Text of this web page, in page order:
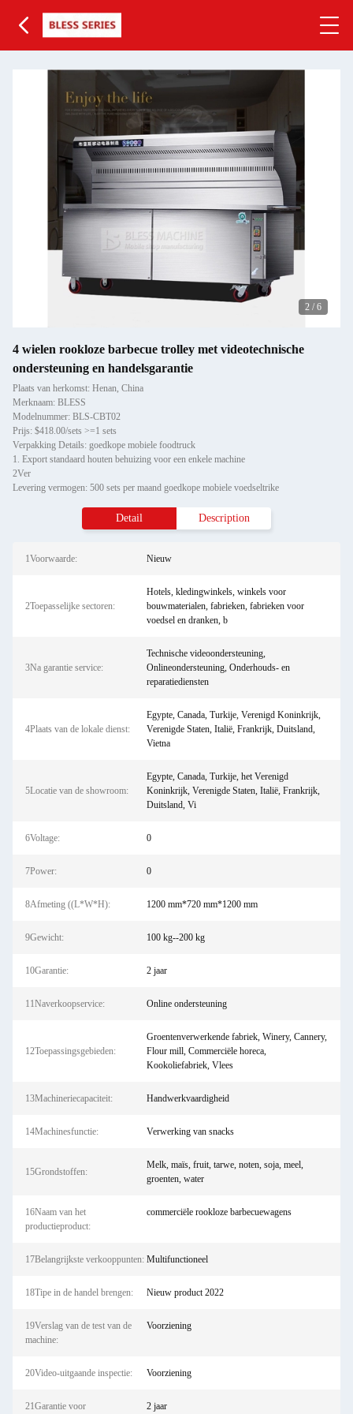
2 / 6
4 wielen rookloze barbecue trolley met videotechnische
ondersteuning en handelsgarantie
Plaats van herkomst: Henan, China
Merknaam: BLESS
Modelnummer: BLS-CBT02
Prijs: $418.00/sets >=1 sets
Verpakking Details: goedkope mobiele foodtruck
1. Export standaard houten behuizing voor een enkele machine
2Ver
Levering vermogen: 500 sets per maand goedkope mobiele voedseltrike
Detail Description
1Voorwaarde: Nieuw
2Toepasselijke sectoren:
Hotels, kledingwinkels, winkels voor
bouwmaterialen, fabrieken, fabrieken voor
voedsel en dranken, b
3Na garantie service:
Technische videoondersteuning,
Onlineondersteuning, Onderhouds- en
reparatiediensten
4Plaats van de lokale dienst:
Egypte, Canada, Turkije, Verenigd Koninkrijk,
Verenigde Staten, Italië, Frankrijk, Duitsland,
Vietna
5Locatie van de showroom:
Egypte, Canada, Turkije, het Verenigd
Koninkrijk, Verenigde Staten, Italië, Frankrijk,
Duitsland, Vi
6Voltage: 0
7Power: 0
8Afmeting ((L*W*H): 1200 mm*720 mm*1200 mm
9Gewicht: 100 kg--200 kg
10Garantie: 2 jaar
11Naverkoopservice: Online ondersteuning
12Toepassingsgebieden:
Groentenverwerkende fabriek, Winery, Cannery,
Flour mill, Commerciële horeca,
Kookoliefabriek, Vlees
13Machineriecapaciteit: Handwerkvaardigheid
14Machinesfunctie: Verwerking van snacks
15Grondstoffen:
Melk, maïs, fruit, tarwe, noten, soja, meel,
groenten, water
16Naam van het
productieproduct:
commerciële rookloze barbecuewagens
17Belangrijkste verkooppunten: Multifunctioneel
18Tipe in de handel brengen: Nieuw product 2022
19Verslag van de test van de
machine:
Voorziening
20Video-uitgaande inspectie: Voorziening
21Garantie voor 2 jaar